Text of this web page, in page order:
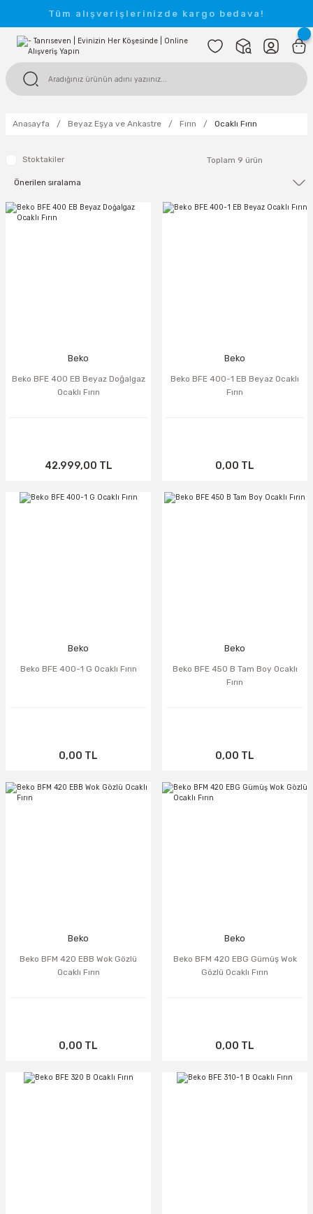
Tüm alışverişlerinizde kargo bedava!
Anasayfa Beyaz Eşya ve Ankastre Fırın Ocaklı Fırın
Stoktakiler Toplam 9 ürün
Beko
Beko BFE 400 EB Beyaz Doğalgaz
Ocaklı Fırın
42.999,00 TL
Beko
Beko BFE 400-1 EB Beyaz Ocaklı
Fırın
0,00 TL
Beko
Beko BFE 400-1 G Ocaklı Fırın
0,00 TL
Beko
Beko BFE 450 B Tam Boy Ocaklı
Fırın
0,00 TL
Beko
Beko BFM 420 EBB Wok Gözlü
Ocaklı Fırın
0,00 TL
Beko
Beko BFM 420 EBG Gümüş Wok
Gözlü Ocaklı Fırın
0,00 TL